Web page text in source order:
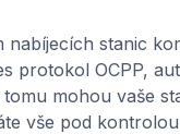
stanic
protokol OCPP,
mohou vaše
vše pod